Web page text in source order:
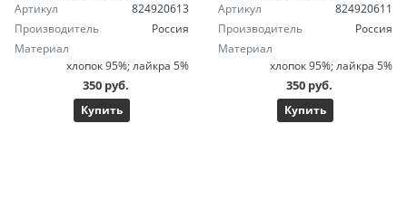
Артикул
824920613
Производитель
Россия
Материал
хлопок 95%; лайкра 5%
350 руб.
Купить
Артикул
824920611
Производитель
Россия
Материал
хлопок 95%; лайкра 5%
350 руб.
Купить